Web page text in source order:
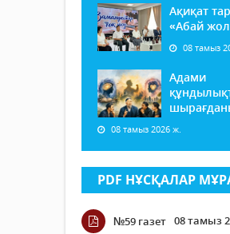
Ақиқат
«Абай
08 тамыз
Адами
08 тамыз 2026 ж.
PDF НҰСҚАЛАР
№59 газет 08 тамыз